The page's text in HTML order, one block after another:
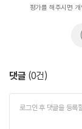
평가를 해주시면
댓글 (0건)